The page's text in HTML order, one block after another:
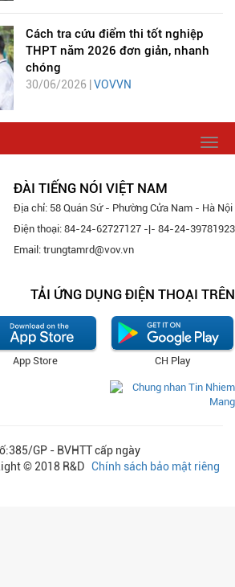
Cách tra cứu điểm thi tốt nghiệp
THPT năm 2026 đơn giản, nhanh
chóng
30/06/2026 | VOVVN
ĐÀI TIẾNG NÓI VIỆT NAM
Địa chỉ: 58 Quán Sứ - Phường Cửa Nam - Hà Nội
Điện thoại: 84-24-62727127 -|- 84-24-39781923
Email: trungtamrd@vov.vn
TẢI ỨNG DỤNG ĐIỆN THOẠI TRÊN
CH Play
App Store
GP - BVHTT cấp ngày
© 2018 R&D Chính sách bảo mật riêng